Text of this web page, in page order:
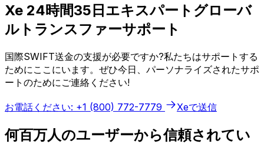
Xe 24時間35日エキスパートグローバ
ルトランスファーサポート
国際SWIFT送金の支援が必要ですか?私たちはサポートする
ためにここにいます。ぜひ今日、パーソナライズされたサポ
ートのためにご連絡ください!
お電話ください: +1 (800) 772-7779 Xeで送信
何百万人のユーザーから信頼されてい